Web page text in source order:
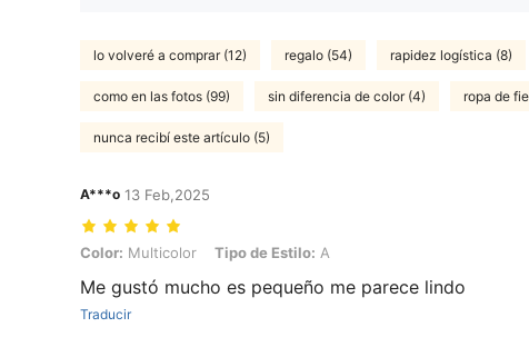
lo volveré a comprar (12) regalo (54) rapidez logística (8)
como en las fotos (99) sin diferencia de color (4) ropa de
nunca recibí este artículo (5)
A***o 13 Feb,2025
Color: Multicolor, Tipo de Estilo: A
Color: Multicolor Tipo de Estilo: A
Me gustó mucho es pequeño me parece lindo
Traducir